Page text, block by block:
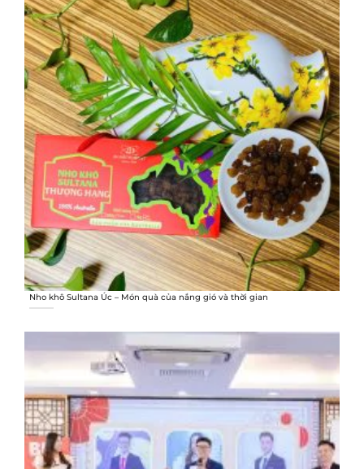
Nho khô Sultana Úc – Món quà của nắng gió và thời gian